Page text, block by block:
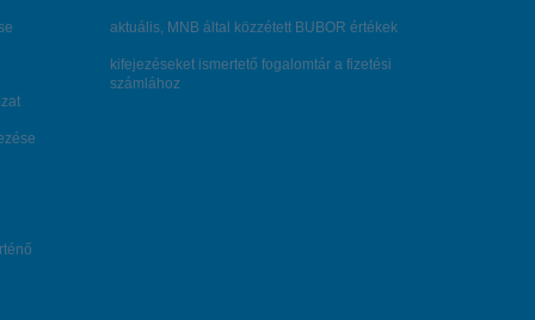
aktuális, MNB által közzétett BUBOR értékek
kifejezéseket ismertető fogalomtár a fizetési
számlához